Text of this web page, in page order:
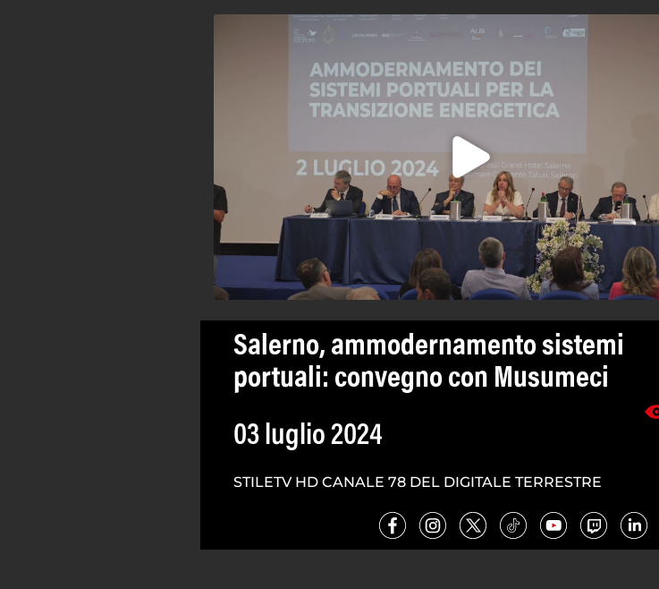
Salerno, ammodernamento sistemi
portuali: convegno con Musumeci
03 luglio 2024
STILETV HD CANALE 78 DEL DIGITALE TERRESTRE